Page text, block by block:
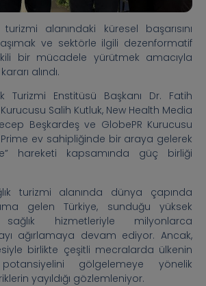
turizmi alanındaki küresel başarısını
ve sektörle ilgili dezenformatif
bir mücadele yürütmek amacıyla
alındı.
Turizmi Enstitüsü Başkanı Dr. Fatih
Salih Kutluk, New Health Media
Beşkardeş ve GlobePR Kurucusu
Prime ev sahipliğinde bir araya gelerek
hareketi kapsamında güç birliği
turizmi alanında dünya çapında
gelen Türkiye, sunduğu yüksek
sağlık hizmetleriyle milyonlarca
ağırlamaya devam ediyor. Ancak,
birlikte çeşitli mecralarda ülkenin
gölgelemeye yönelik
yayıldığı gözlemleniyor.